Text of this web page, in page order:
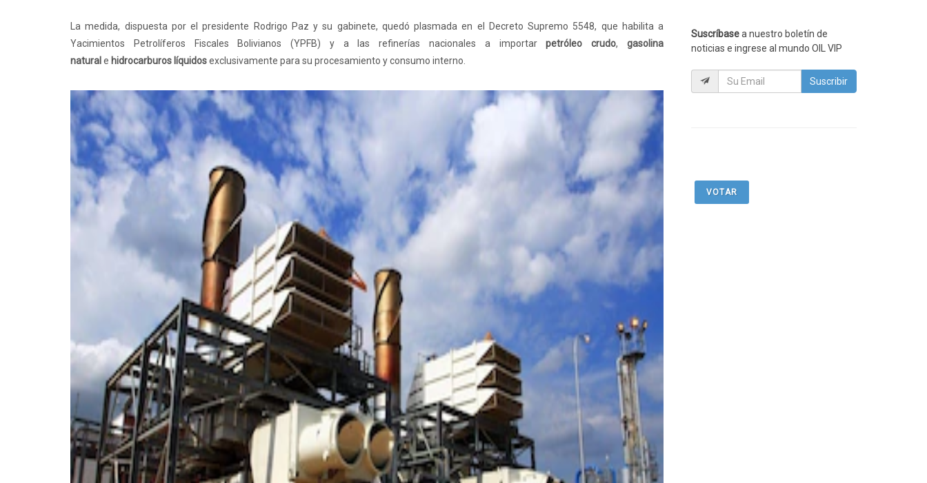
La medida, dispuesta por el presidente Rodrigo Paz y su gabinete, quedó plasmada en el Decreto Supremo 5548, que habilita a
Yacimientos Petrolíferos Fiscales Bolivianos (YPFB) y a las refinerías nacionales a importar
petróleo crudo,
gasolina
natural e hidrocarburos líquidosexclusivamente para su procesamiento y consumo interno.
Suscríbasea nuestro boletín de
noticias e ingrese al mundo OIL VIP
Suscribir
VOTAR